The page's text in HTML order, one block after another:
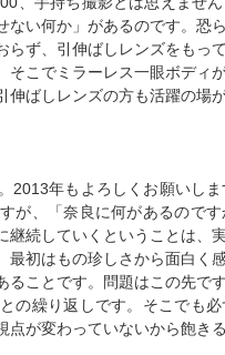
ない何か」があるのです。恐
らず、引伸ばしレンズをもっ
そこでミラーレス一眼ボディ
伸ばしレンズの方も活躍の場
2013年もよろしくお願いし
が、「奈良に何があるので
継続していくということは、
最初はもの珍しさから面白く
ることです。問題はこの先で
の繰り返しです。そこでも
点が変わっていないから飽き